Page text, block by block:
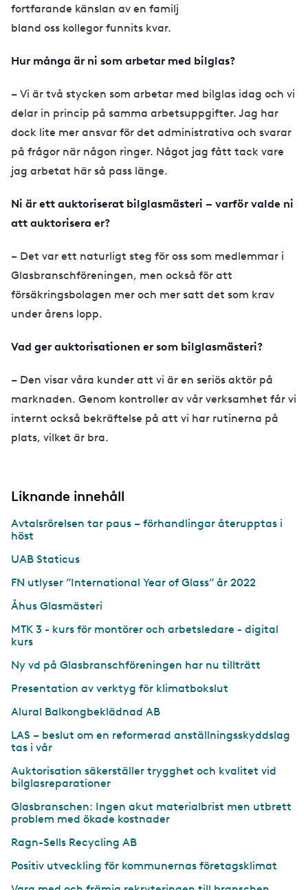
fortfarande känslan av en familj
bland oss kollegor funnits kvar.
Hur många är ni som arbetar med bilglas?
– Vi är två stycken som arbetar med bilglas idag och vi
delar in princip på samma arbetsuppgifter. Jag har
dock lite mer ansvar för det administrativa och svarar
på frågor när någon ringer. Något jag fått tack vare
jag arbetat här så pass länge.
Ni är ett auktoriserat bilglasmästeri – varför valde ni
att auktorisera er?
– Det var ett naturligt steg för oss som medlemmar i
Glasbranschföreningen, men också för att
försäkringsbolagen mer och mer satt det som krav
under årens lopp.
Vad ger auktorisationen er som bilglasmästeri?
– Den visar våra kunder att vi är en seriös aktör på
marknaden. Genom kontroller av vår verksamhet får vi
internt också bekräftelse på att vi har rutinerna på
plats, vilket är bra.
Liknande innehåll
Avtalsrörelsen tar paus – förhandlingar återupptas i
höst
UAB Staticus
FN utlyser ”International Year of Glass” år 2022
Åhus Glasmästeri
MTK 3 - kurs för montörer och arbetsledare - digital
kurs
Ny vd på Glasbranschföreningen har nu tillträtt
Presentation av verktyg för klimatbokslut
Alural Balkongbeklädnad AB
LAS – beslut om en reformerad anställningsskyddslag
tas i vår
Auktorisation säkerställer trygghet och kvalitet vid
bilglasreparationer
Glasbranschen: Ingen akut materialbrist men utbrett
problem med ökade kostnader
Ragn-Sells Recycling AB
Positiv utveckling för kommunernas företagsklimat